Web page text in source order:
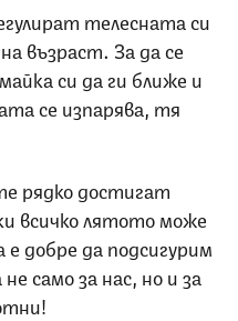
телесната си
възраст. За да се
си да ги ближе и
се изпарява, тя
рядко достигат
всичко лятото може
добре да подсигурим
само за нас, но и за